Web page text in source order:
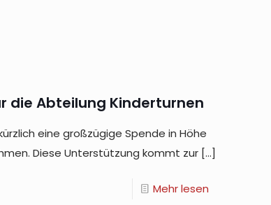
die Abteilung Kinderturnen
eine großzügige Spende in Höhe
Diese Unterstützung kommt zur[…]
Mehr lesen